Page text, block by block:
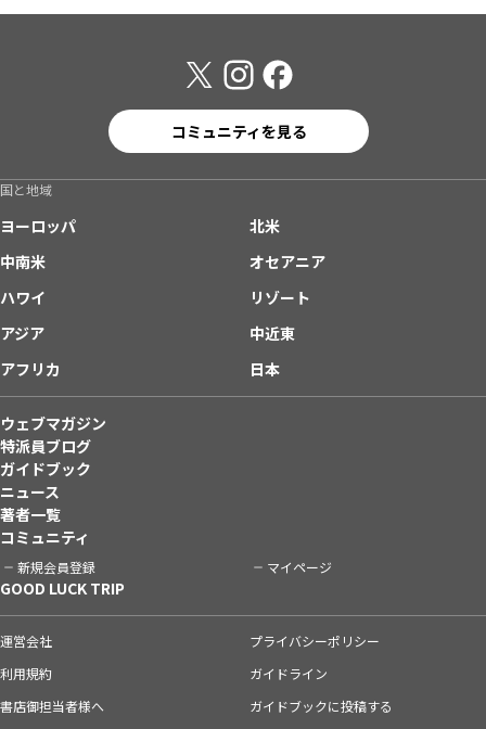
コミュニティを見る
国と地域
ヨーロッパ
北米
中南米
オセアニア
ハワイ
リゾート
アジア
中近東
アフリカ
日本
ウェブマガジン
特派員ブログ
ガイドブック
ニュース
著者一覧
コミュニティ
新規会員登録 マイページ
GOOD LUCK TRIP
運営会社
プライバシーポリシー
利用規約
ガイドライン
書店御担当者様へ
ガイドブックに投稿する